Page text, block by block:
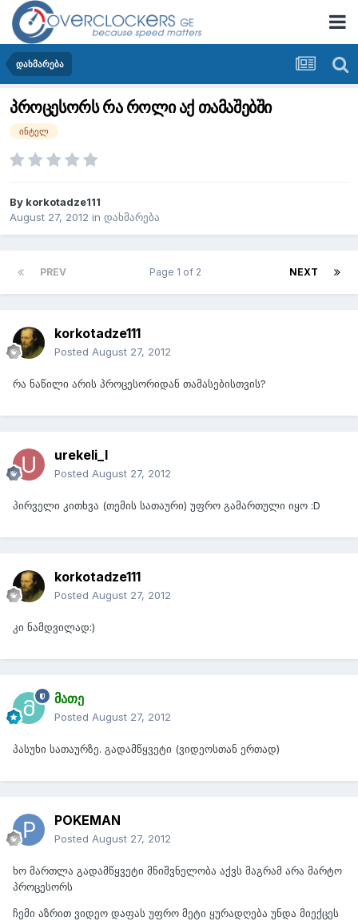
დახმარება
პროცესორს რა როლი აქ თამაშებში
ინტელ
By korkotadze111
August 27, 2012 in დახმარება
PREV NEXT
Page 1 of 2
korkotadze111
Posted August 27, 2012
რა ნაწილი არის პროცესორიდან თამასებისთვის?
urekeli_l
Posted August 27, 2012
პირველი კითხვა (თემის სათაური) უფრო გამართული იყო :D
korkotadze111
Posted August 27, 2012
კი ნამდვილად:)
მათე
Posted August 27, 2012
პასუხი სათაურზე. გადამწყვეტი (ვიდეოსთან ერთად)
POKEMAN
Posted August 27, 2012
ხო მართლა გადამწყვეტი მნიშვნელობა აქვს მაგრამ არა მარტო
პროცესორს
ჩემი აზრით ვიდეო დაფას უფრო მეტი ყურადღება უნდა მიექცეს